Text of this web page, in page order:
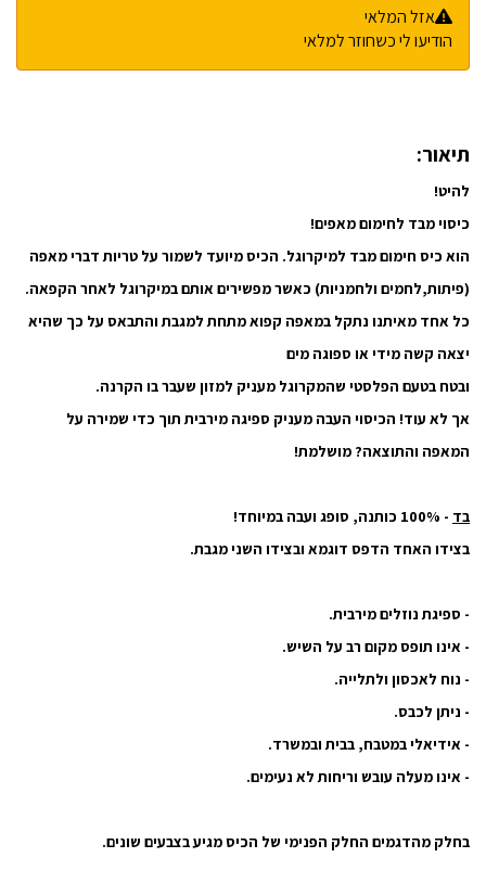
אזל המלאי
הודיעו לי כשחוזר למלאי
תיאור:
להיט!
כיסוי מבד לחימום מאפים!
הוא כיס חימום מבד למיקרוגל. הכיס מיועד לשמור על טריות דברי מאפה
(פיתות,לחמים ולחמניות) כאשר מפשירים אותם במיקרוגל לאחר הקפאה.
כל אחד מאיתנו נתקל במאפה קפוא מתחת למגבת והתבאס על כך שהיא
יצאה קשה מידי או ספוגה מים
ובטח בטעם הפלסטי שהמקרוגל מעניק למזון שעבר בו הקרנה.
אך לא עוד! הכיסוי העבה מעניק ספיגה מירבית תוך כדי שמירה על
המאפה והתוצאה? מושלמת!
בד - 100% כותנה, סופג ועבה במיוחד!
בצידו האחד הדפס דוגמא ובצידו השני מגבת.
- ספיגת נוזלים מירבית.
- אינו תופס מקום רב על השיש.
- נוח לאכסון ולתלייה.
- ניתן לכבס.
- אידיאלי במטבח, בבית ובמשרד.
- אינו מעלה עובש וריחות לא נעימים.
בחלק מהדגמים החלק הפנימי של הכיס מגיע בצבעים שונים.